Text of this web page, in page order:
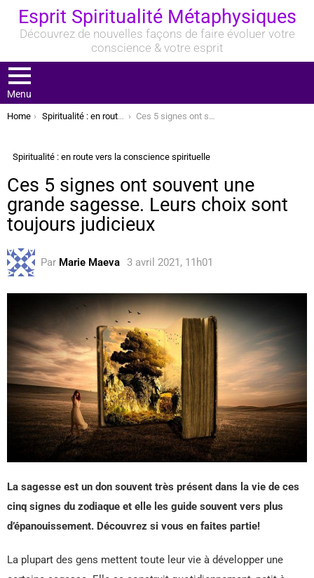
Esprit Spiritualité Métaphysiques
Découvrez de nouvelles façons de faire évoluer votre
conscience & votre esprit
Menu
You are here:
Home Spiritualité : en route vers la conscience spirituelle Ces 5 signes ont souvent une grande sagesse. Leurs choix sont toujours judicieux
Spiritualité : en route vers la conscience spirituelle
Ces 5 signes ont souvent une
grande sagesse. Leurs choix sont
toujours judicieux
Par Marie Maeva 3 avril 2021, 11h01
La sagesse est un don souvent très présent dans la vie de ces
cinq signes du zodiaque et elle les guide souvent vers plus
d’épanouissement. Découvrez si vous en faites partie!
La plupart des gens mettent toute leur vie à développer une